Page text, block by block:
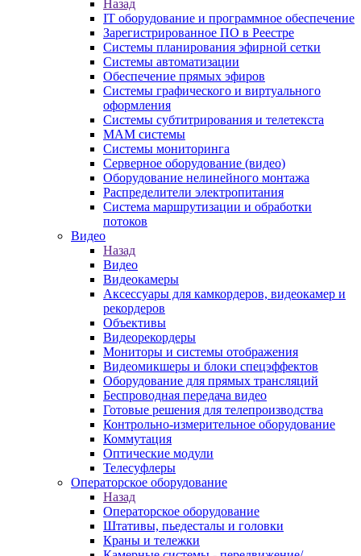
Назад
IT оборудование и программное обеспечение
Зарегистрированное ПО в Реестре
Системы планирования эфирной сетки
Системы автоматизации
Обеспечение прямых эфиров
Системы графического и виртуального
оформления
Системы субтитрирования и телетекста
MAM системы
Системы мониторинга
Серверное оборудование (видео)
Оборудование нелинейного монтажа
Распределители электропитания
Система маршрутизации и обработки
потоков
Видео
Назад
Видео
Видеокамеры
Аксессуары для камкордеров, видеокамер и
рекордеров
Объективы
Видеорекордеры
Мониторы и системы отображения
Видеомикшеры и блоки спецэффектов
Оборудование для прямых трансляций
Беспроводная передача видео
Готовые решения для телепроизводства
Контрольно-измерительное оборудование
Коммутация
Оптические модули
Телесуфлеры
Операторское оборудование
Назад
Операторское оборудование
Штативы, пьедесталы и головки
Краны и тележки